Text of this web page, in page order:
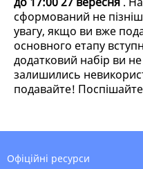
сформований не
увагу, якщо ви вже
основного етапу
додатковий набір ви
залишились
подавайте!
Офіційні ресурси